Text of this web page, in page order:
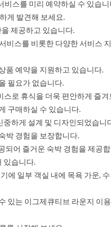
스를 미리 예약하실 수 있습니
게 발견해 보세요.
제공하고 있습니다.
비스를 비롯한 다양한 서비스
품 예약을 지원하고 있습니다.
필요가 없습니다.
로 휴식을 더욱 편안하게 즐겨
구매하실 수 있습니다.
하게 설계 및 디자인되었습니
박 경험을 보장합니다.
되어 즐거운 숙박 경험을 제공합
있습니다.
에 일부 객실 내에 목욕 가운,
있는 이그제큐티브 라운지 이